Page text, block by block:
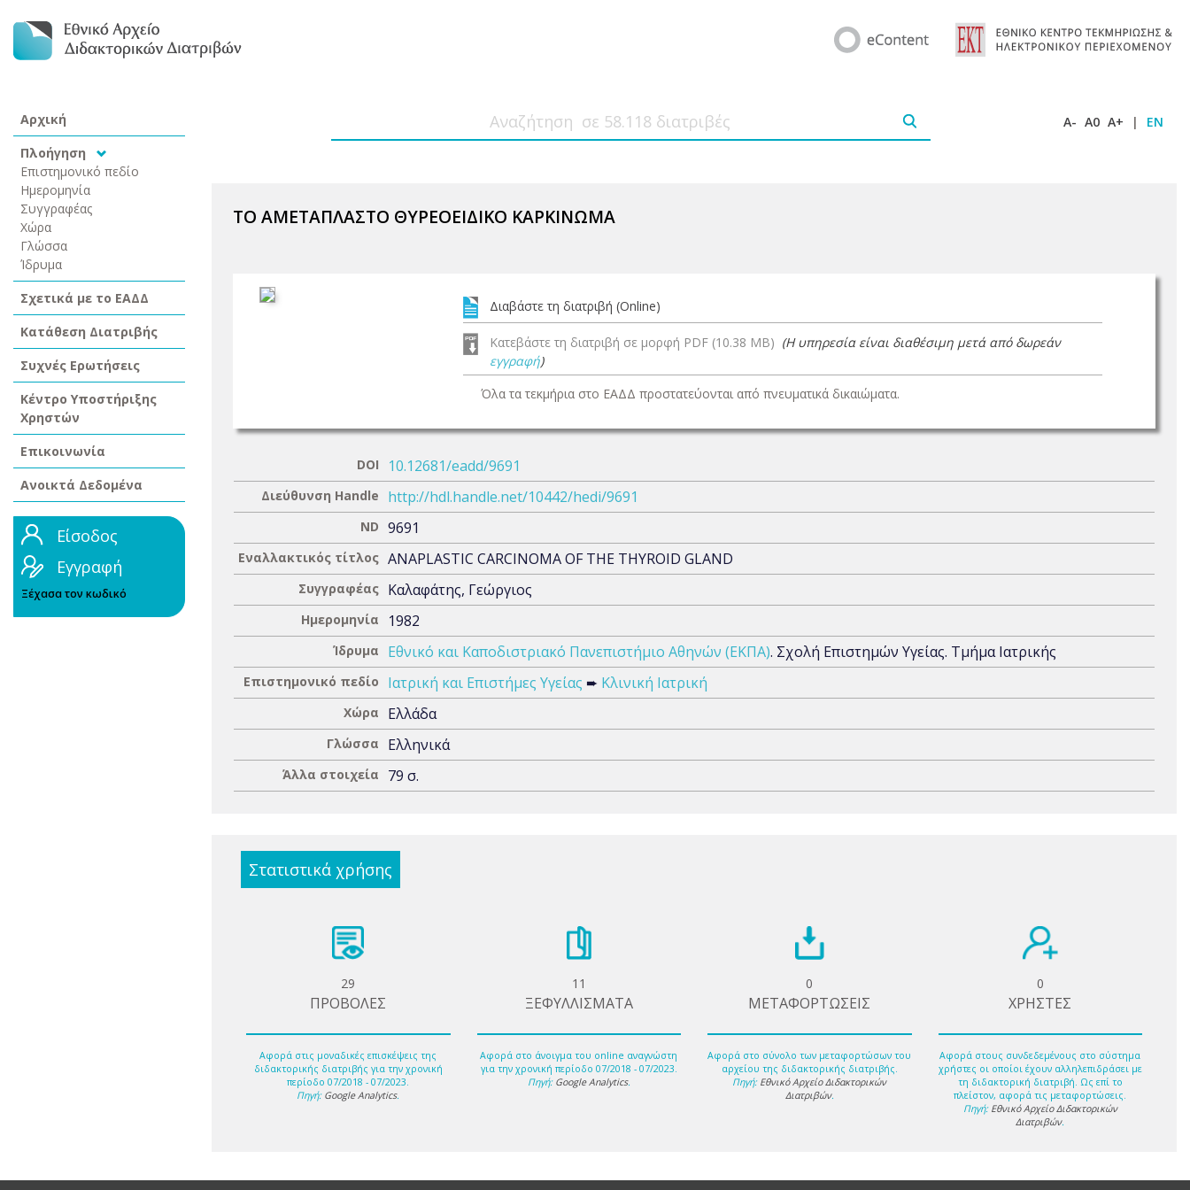
Αρχική
Πλοήγηση
Επιστημονικό πεδίο
Ημερομηνία
Συγγραφέας
Χώρα
Γλώσσα
Ίδρυμα
Σχετικά με το ΕΑΔΔ
Κατάθεση Διατριβής
Συχνές Ερωτήσεις
Κέντρο Υποστήριξης
Χρηστών
Επικοινωνία
Ανοικτά Δεδομένα
Είσοδος
Εγγραφή
Ξέχασα τον κωδικό
A- A0 A+ | EN
ΤΟ ΑΜΕΤΑΠΛΑΣΤΟ ΘΥΡΕΟΕΙΔΙΚΟ ΚΑΡΚΙΝΩΜΑ
Διαβάστε τη διατριβή (Online)
Κατεβάστε τη διατριβή σε μορφή PDF (10.38 MB) (Η υπηρεσία είναι διαθέσιμη μετά από δωρεάν
εγγραφή)
Όλα τα τεκμήρια στο ΕΑΔΔ προστατεύονται από πνευματικά δικαιώματα.
DOI 10.12681/eadd/9691
Διεύθυνση Handle http://hdl.handle.net/10442/hedi/9691
ND 9691
Εναλλακτικός τίτλος ANAPLASTIC CARCINOMA OF THE THYROID GLAND
Συγγραφέας Καλαφάτης, Γεώργιος
Ημερομηνία 1982
Ίδρυμα Εθνικό και Καποδιστριακό Πανεπιστήμιο Αθηνών (ΕΚΠΑ). Σχολή Επιστημών Υγείας. Τμήμα Ιατρικής
Επιστημονικό πεδίο Ιατρική και Επιστήμες Υγείας ➨ Κλινική Ιατρική
Χώρα Ελλάδα
Γλώσσα Ελληνικά
Άλλα στοιχεία 79 σ.
Στατιστικά χρήσης
29
ΠΡΟΒΟΛΕΣ
Αφορά στις μοναδικές επισκέψεις της
διδακτορικής διατριβής για την χρονική
περίοδο 07/2018 - 07/2023.
Πηγή: Google Analytics.
11
ΞΕΦΥΛΛΙΣΜΑΤΑ
Αφορά στο άνοιγμα του online αναγνώστη
για την χρονική περίοδο 07/2018 - 07/2023.
Πηγή: Google Analytics.
0
ΜΕΤΑΦΟΡΤΩΣΕΙΣ
Αφορά στο σύνολο των μεταφορτώσων του
αρχείου της διδακτορικής διατριβής.
Πηγή: Εθνικό Αρχείο Διδακτορικών
Διατριβών.
0
ΧΡΗΣΤΕΣ
Αφορά στους συνδεδεμένους στο σύστημα
χρήστες οι οποίοι έχουν αλληλεπιδράσει με
τη διδακτορική διατριβή. Ως επί το
πλείστον, αφορά τις μεταφορτώσεις.
Πηγή: Εθνικό Αρχείο Διδακτορικών
Διατριβών.